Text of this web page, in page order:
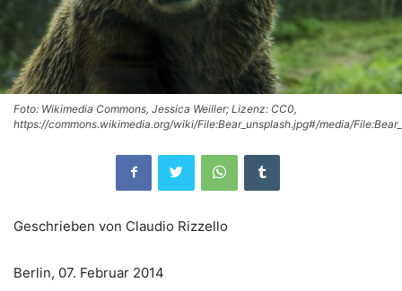
Foto: Wikimedia Commons, Jessica Weiller; Lizenz: CC0,
https://commons.wikimedia.org/wiki/File:Bear_unsplash.jpg#/media/
Geschrieben von Claudio Rizzello
Berlin, 07. Februar 2014